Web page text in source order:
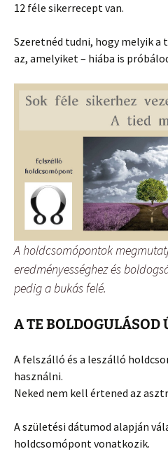
12 féle sikerrecept van.
Szeretnéd tudni, hogy melyik a
az, amelyiket – hiába is
A holdcsomópontok
eredményességhez és
pedig a bukás felé.
A TE BOLDOGULÁSOD
A felszálló és a leszálló
használni.
Neked nem kell értened az
A születési dátumod alapján
holdcsomópont vonatkozik.